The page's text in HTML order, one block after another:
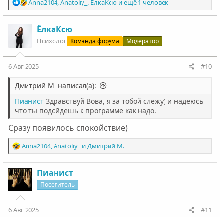
Р
е
а
и
:
Anna2104,Anatoliy_ , ЁлкаКсюи ещё 1 человек
ЁлкаКсю
Психолог Команда форума Модератор
6 Авг 2025 #10
Дмитрий М. написал(а):
ПианистЗдравствуй Вова, я за тобой слежу) и надеюсь
что ты подойдешь к программе как надо.
Сразу появилось спокойствие)
Р
е
а
к
ц
и
и
:
Anna2104,Anatoliy_ иДмитрий М.
Пианист
Посетитель
6 Авг 2025 #11